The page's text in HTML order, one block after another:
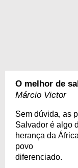
O melhor de
Márcio Victor
Sem dúvida, as
Salvador é algo
herança da
povo
diferenciado.